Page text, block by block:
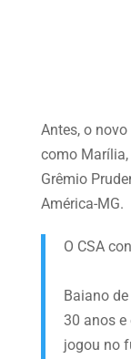
Antes, o
como Marília,
Grêmio
América-MG.
O CSA
Baiano
30 anos e
jogou no